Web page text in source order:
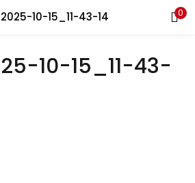
10-15_11-43-14 0
Recherche
et le mot de passe pour vous
10-15_11-43-